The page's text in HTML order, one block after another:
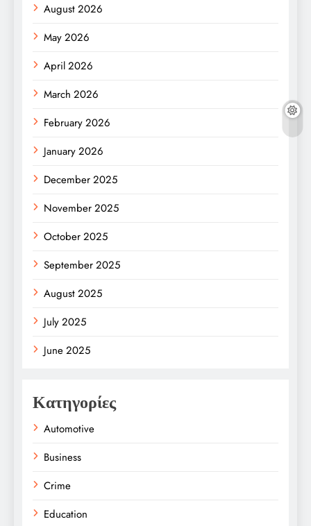
August 2026
May 2026
April 2026
March 2026
February 2026
January 2026
December 2025
November 2025
October 2025
September 2025
August 2025
July 2025
June 2025
Κατηγορίες
Automotive
Business
Crime
Education